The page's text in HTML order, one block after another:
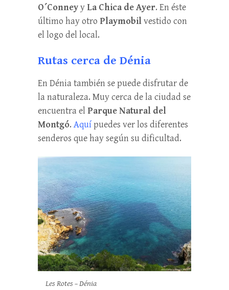
O´ConneyyLa Chica de Ayer. En éste
último hay otro Playmobilvestido con
el logo del local.
Rutas cerca de Dénia
En Dénia también se puede disfrutar de
la naturaleza. Muy cerca de la ciudad se
encuentra elParque Natural del
Montgó. Aquípuedes ver los diferentes
senderos que hay según su dificultad.
Les Rotes – Dénia